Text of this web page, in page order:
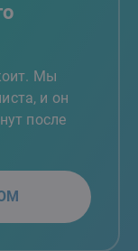
Мы
и он
после